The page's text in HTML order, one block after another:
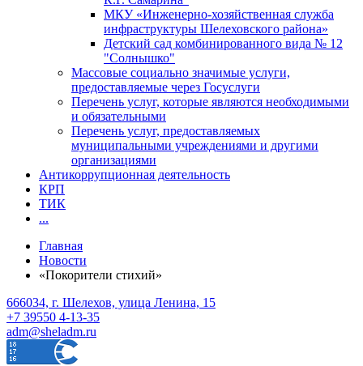
МКУ «Инженерно-хозяйственная служба
инфраструктуры Шелеховского района»
Детский сад комбинированного вида № 12
"Солнышко"
Массовые социально значимые услуги,
предоставляемые через Госуслуги
Перечень услуг, которые являются необходимыми
и обязательными
Перечень услуг, предоставляемых
муниципальными учреждениями и другими
организациями
Антикоррупционная деятельность
КРП
ТИК
...
Главная
Новости
«Покорители стихий»
666034, г. Шелехов, улица Ленина, 15
+7 39550 4-13-35
adm@sheladm.ru